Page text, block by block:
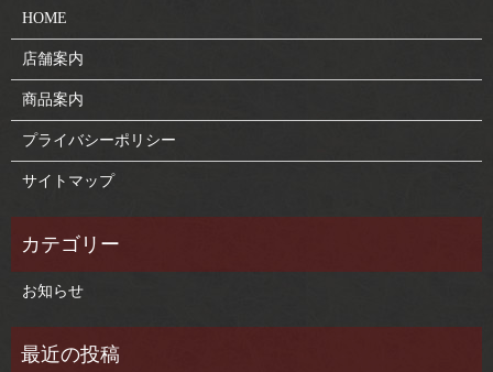
HOME
店舗案内
商品案内
プライバシーポリシー
サイトマップ
お知らせ